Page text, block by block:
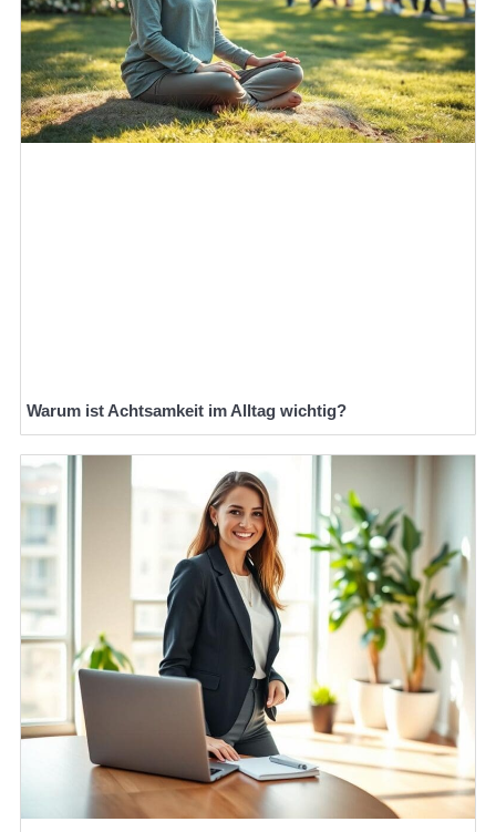
Warum ist Achtsamkeit im Alltag wichtig?